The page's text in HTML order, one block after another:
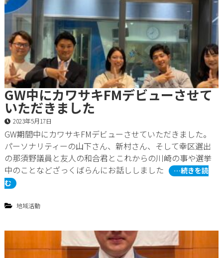
GW中にカワサキFMデビューさせて
いただきました
2023年5月17日
GW期間中にカワサキFMデビューさせていただきました。
パーソナリティーの山下さん、新村さん、そして幸区選出
の那須野議員と友人の和合君とこれからの川崎の事や選挙
中のことなどざっくばらんにお話ししました
…続きを読
む
地域活動